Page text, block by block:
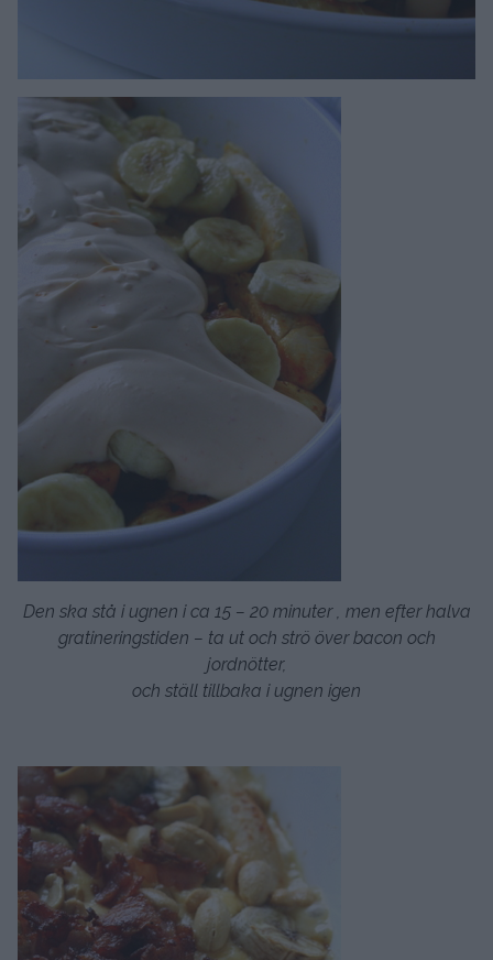
Den ska stå i ugnen i ca 15 – 20 minuter , men efter halva
gratineringstiden – ta ut och strö över bacon och
jordnötter,
och ställ tillbaka i ugnen igen